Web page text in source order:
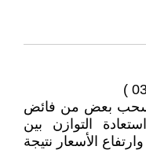
( سحب بعض من فائض
التوازن بين
الأسعار نتيجة